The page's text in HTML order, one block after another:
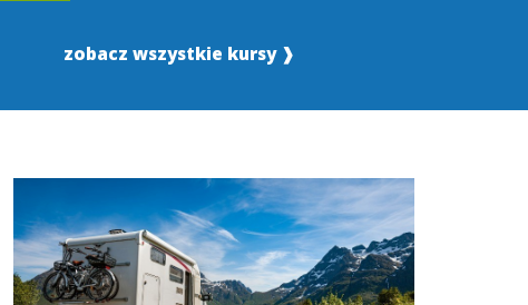
zobacz wszystkie kursy ❱